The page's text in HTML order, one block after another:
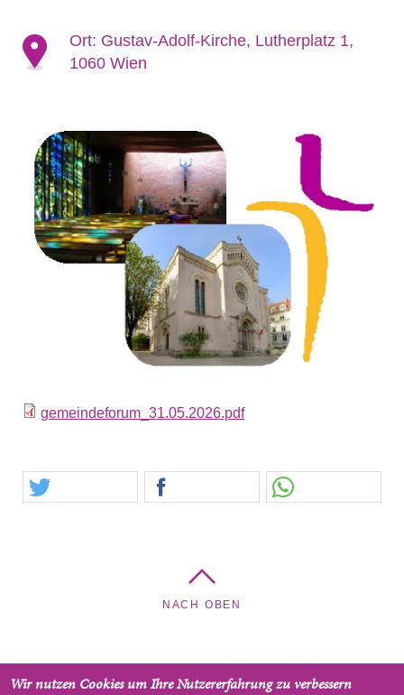
Ort: Gustav-Adolf-Kirche, Lutherplatz 1,
1060 Wien
gemeindeforum_31.05.2026.pdf
NACH OBEN
Wir nutzen Cookies um Ihre Nutzererfahrung zu verbessern